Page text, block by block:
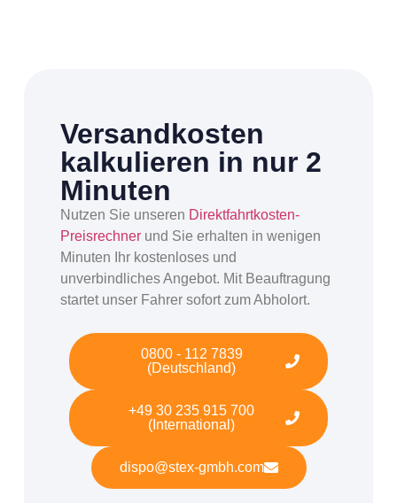
Versandkosten
kalkulieren in nur 2
Minuten
Nutzen Sie unseren Direktfahrtkosten-
Preisrechner und Sie erhalten in wenigen
Minuten Ihr kostenloses und
unverbindliches Angebot. Mit Beauftragung
startet unser Fahrer sofort zum Abholort.
0800 - 112 7839
(Deutschland)
+49 30 235 915 700
(International)
dispo@stex-gmbh.com